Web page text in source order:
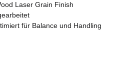
Laser Grain Finish
für Balance und Handling